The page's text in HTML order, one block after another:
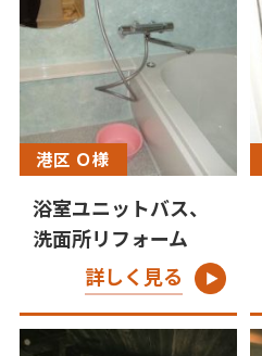
港区 Ｏ様
浴室ユニットバス、
洗面所リフォーム
詳しく見る